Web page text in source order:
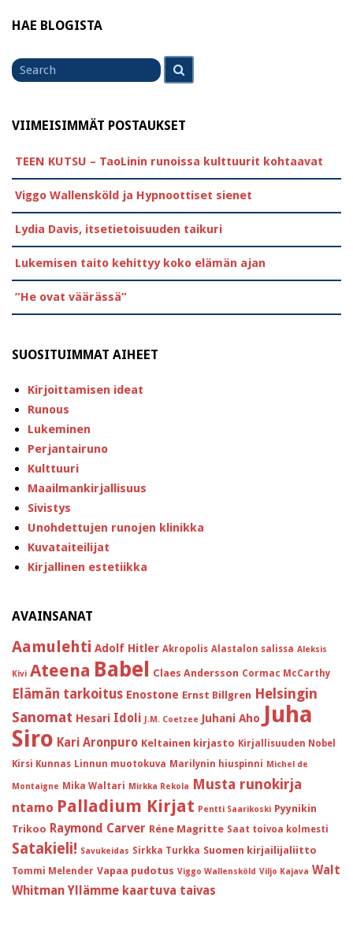
HAE BLOGISTA
Search
for
VIIMEISIMMÄT POSTAUKSET
TEEN KUTSU – TaoLinin runoissa kulttuurit kohtaavat
Viggo Wallensköld ja Hypnoottiset sienet
Lydia Davis, itsetietoisuuden taikuri
Lukemisen taito kehittyy koko elämän ajan
”He ovat väärässä”
SUOSITUIMMAT AIHEET
Kirjoittamisen ideat
Runous
Lukeminen
Perjantairuno
Kulttuuri
Maailmankirjallisuus
Sivistys
Unohdettujen runojen klinikka
Kuvataiteilijat
Kirjallinen estetiikka
AVAINSANAT
Aamulehti Adolf Hitler Akropolis Alastalon salissa Aleksis
Kivi Ateena Babel Claes Andersson Cormac McCarthy
Elämän tarkoitus Enostone Ernst Billgren Helsingin
Sanomat Hesari Idoli J.M. Coetzee Juhani Aho Juha
Siro Kari Aronpuro Keltainen kirjasto Kirjallisuuden Nobel
Kirsi Kunnas Linnun muotokuva Marilynin hiuspinni Michel de
Montaigne Mika Waltari Mirkka Rekola Musta runokirja
ntamo Palladium Kirjat Pentti Saarikoski Pyynikin
Trikoo Raymond Carver Réne Magritte Saat toivoa kolmesti
Satakieli! Savukeidas Sirkka Turkka Suomen kirjailijaliitto
Tommi Melender Vapaa pudotus Viggo Wallensköld Viljo Kajava Walt
Whitman Yllämme kaartuva taivas